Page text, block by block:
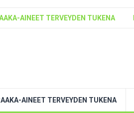
AINEET TERVEYDEN TUKENA
AINEET TERVEYDEN TUKENA